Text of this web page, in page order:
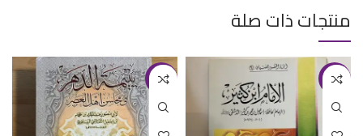
منتجات ذات صلة
-20%
-11%